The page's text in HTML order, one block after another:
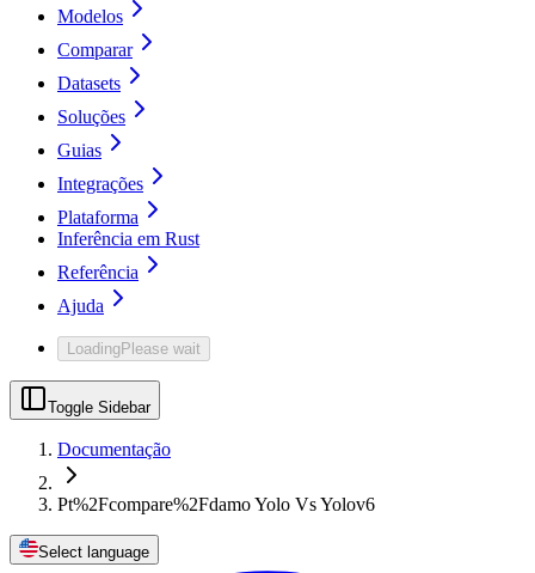
Modelos
Comparar
Datasets
Soluções
Guias
Integrações
Plataforma
Inferência em Rust
Referência
Ajuda
LoadingPlease wait
Toggle Sidebar
Documentação
Pt%2Fcompare%2Fdamo Yolo Vs Yolov6
Select language